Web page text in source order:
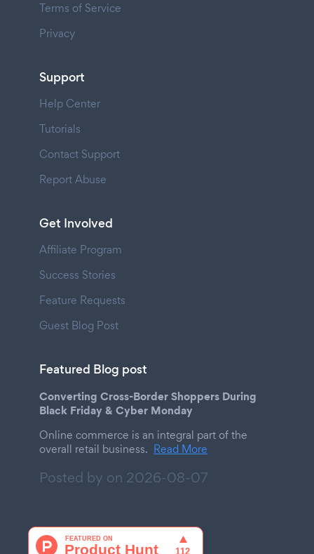
Terms of Service
Privacy
Support
Help Center
Tutorials
Contact Support
Report Abuse
Get Involved
Affiliate Program
Success Stories
Feature Requests
Guest Blog Post
Featured Blog post
Converting Cross-Border Shoppers During
Black Friday & Cyber Monday
Online commerce is an integral part of the
overall retail business. Read More
Posted by on 2026-08-07